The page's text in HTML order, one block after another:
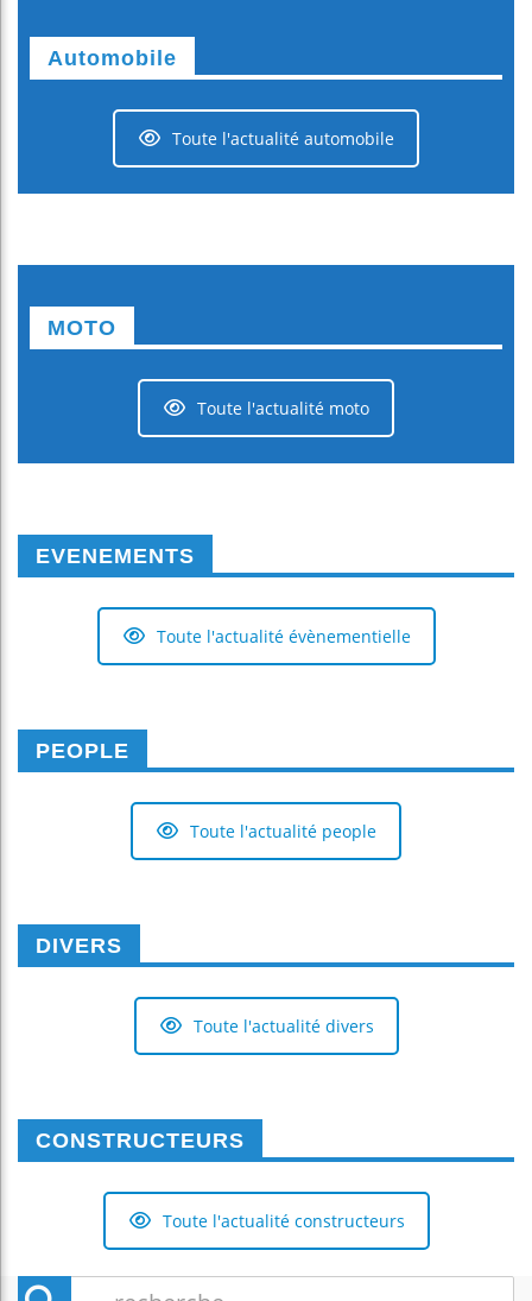
Automobile
Toute l'actualité automobile
MOTO
Toute l'actualité moto
EVENEMENTS
Toute l'actualité évènementielle
PEOPLE
Toute l'actualité people
DIVERS
Toute l'actualité divers
CONSTRUCTEURS
Toute l'actualité constructeurs